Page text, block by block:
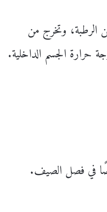
الرطبة، وتخرج من
حرارة الجسم الداخلية.
في فصل الصيف.